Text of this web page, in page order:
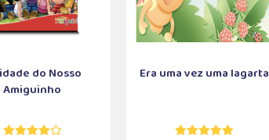
do Nosso
Amiguinho
Era uma vez uma lagarta